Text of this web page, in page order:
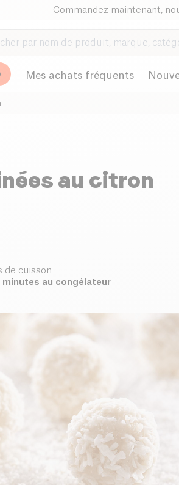
Commandez maintenant,
Mes achats fréquents
au citron
de cuisson
minutes au congélateur